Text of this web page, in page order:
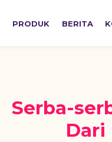
PRODUK BERITA
Serba-